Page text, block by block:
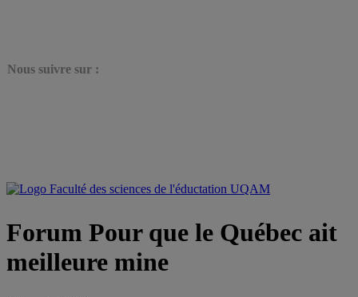
Nous suivre sur :
Forum Pour que le Québec ait
meilleure mine